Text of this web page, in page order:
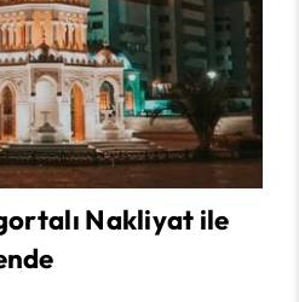
Nakliyat ile